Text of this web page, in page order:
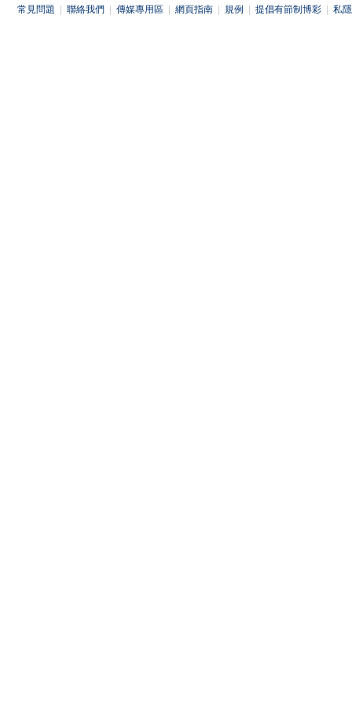
常見問題 聯絡我們 傳媒專用區 網頁指南 規例 提倡有節制博彩 私